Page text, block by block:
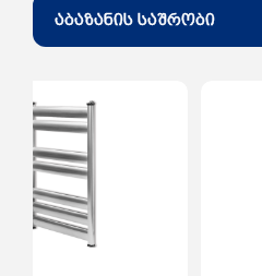
დამატება
აბაზანის საშრობი